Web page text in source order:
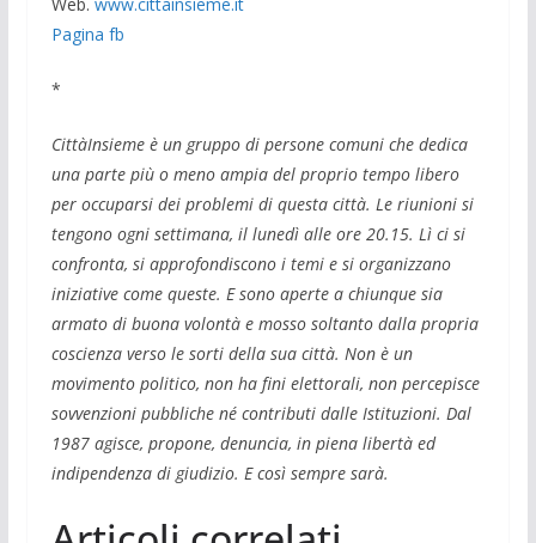
Pagina fb
*
CittàInsieme è un gruppo di persone comuni che dedica
una parte più o meno ampia del proprio tempo libero
per occuparsi dei problemi di questa città. Le riunioni si
tengono ogni settimana, il lunedì alle ore 20.15. Lì ci si
confronta, si approfondiscono i temi e si organizzano
iniziative come queste. E sono aperte a chiunque sia
armato di buona volontà e mosso soltanto dalla propria
coscienza verso le sorti della sua città. Non è un
movimento politico, non ha fini elettorali, non percepisce
sovvenzioni pubbliche né contributi dalle Istituzioni. Dal
1987 agisce, propone, denuncia, in piena libertà ed
indipendenza di giudizio. E così sempre sarà.